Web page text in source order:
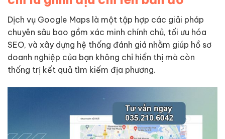
Dịch vụ Google Maps là một tập hợp các giải pháp
chuyên sâu bao gồm xác minh chính chủ, tối ưu hóa
SEO, và xây dựng hệ thống đánh giá nhằm giúp hồ sơ
doanh nghiệp của bạn không chỉ hiển thị mà còn
thống trị kết quả tìm kiếm địa phương.